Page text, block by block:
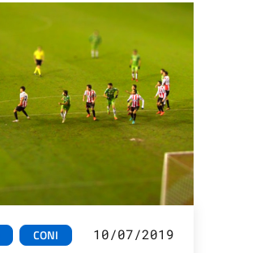
CONI 10/07/2019